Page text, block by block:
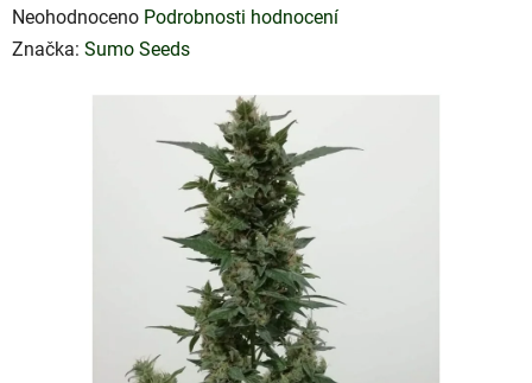
Průměrné
hodnocení
Neohodnoceno Podrobnosti hodnocení
Značka: Sumo Seeds